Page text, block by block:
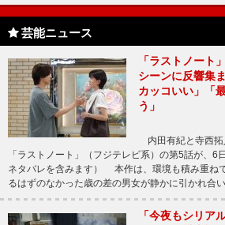
芸能ニュース
「ラストノート
シーンに反響集
カッコいい」「
う」
内田有紀と寺西拓
「ラストノート」（フジテレビ系）の第5話が、6
ネタバレを含みます） 本作は、環境も積み重ね
るはずのなかった歳の差の男女が静かに引かれ合
「今夜もシリア